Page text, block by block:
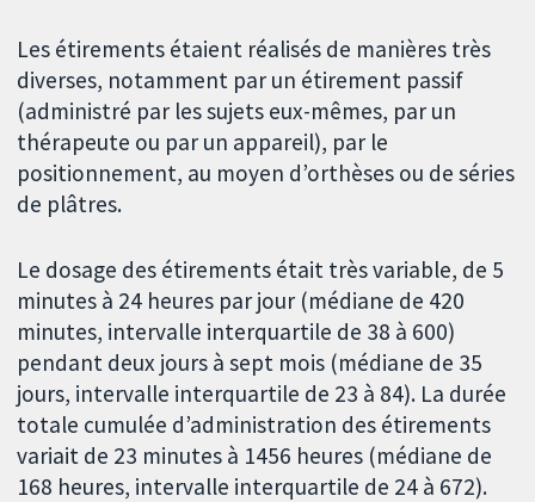
Les étirements étaient réalisés de manières très
diverses, notamment par un étirement passif
(administré par les sujets eux-mêmes, par un
thérapeute ou par un appareil), par le
positionnement, au moyen d’orthèses ou de séries
de plâtres.
Le dosage des étirements était très variable, de 5
minutes à 24 heures par jour (médiane de 420
minutes, intervalle interquartile de 38 à 600)
pendant deux jours à sept mois (médiane de 35
jours, intervalle interquartile de 23 à 84). La durée
totale cumulée d’administration des étirements
variait de 23 minutes à 1456 heures (médiane de
168 heures, intervalle interquartile de 24 à 672).